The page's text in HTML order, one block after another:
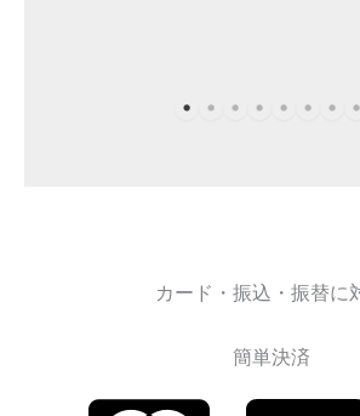
カード・振込・振替に
簡単決済